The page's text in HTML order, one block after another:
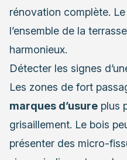
rénovation complète.
l’ensemble de la
harmonieux.
Détecter les signes
Les zones de fort
marques d’usure plus
grisaillement. Le bois
présenter des micro-